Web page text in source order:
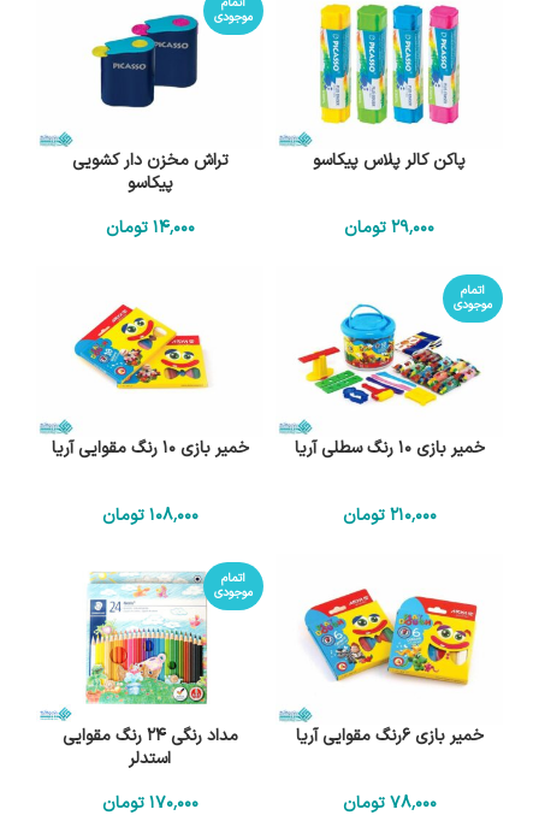
پاکن کالر پلاس پیکاسو
29٬000تومان
موجودی
تراش مخزن دار کشویی
پیکاسو
14٬000 تومان
اتمام
موجودی
خمیر بازی 10 رنگ سطلی آریا
210٬000 تومان
خمیر بازی 10 رنگ مقوایی آریا
108٬000 تومان
خمیر بازی 6رنگ مقوایی آریا
78٬000 تومان
اتمام
موجودی
مداد رنگی 24 رنگ مقوایی
استدلر
170٬000 تومان